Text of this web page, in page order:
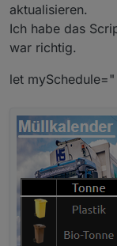
aktualisieren.
Ich habe das
war richtig.
let